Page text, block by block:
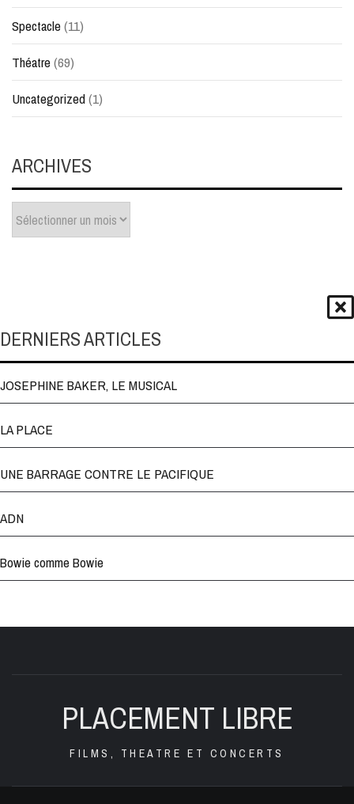
Spectacle(11)
Théatre(69)
Uncategorized(1)
ARCHIVES
DERNIERS ARTICLES
JOSEPHINE BAKER, LE MUSICAL
LA PLACE
UNE BARRAGE CONTRE LE PACIFIQUE
ADN
Bowie comme Bowie
PLACEMENT LIBRE
FILMS, THEATRE ET CONCERTS